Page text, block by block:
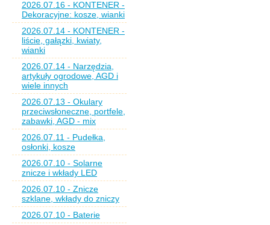
2026.07.16 - KONTENER -
Dekoracyjne: kosze, wianki
2026.07.14 - KONTENER -
liście, gałązki, kwiaty,
wianki
2026.07.14 - Narzędzia,
artykuły ogrodowe, AGD i
wiele innych
2026.07.13 - Okulary
przeciwsłoneczne, portfele,
zabawki, AGD - mix
2026.07.11 - Pudełka,
osłonki, kosze
2026.07.10 - Solarne
znicze i wkłady LED
2026.07.10 - Znicze
szklane, wkłady do zniczy
2026.07.10 - Baterie